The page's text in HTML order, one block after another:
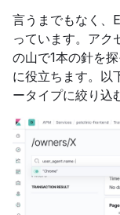
言うまでもなく、
っています。アク
の山で1本の針を
に役立ちます。以
ータイプに絞り込